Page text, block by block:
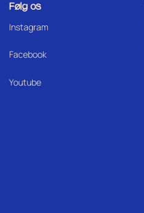
Følg os
Instagram
Facebook
Youtube